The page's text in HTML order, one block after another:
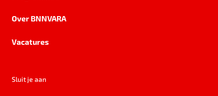
Over BNNVARA
Vacatures
Sluit je aan